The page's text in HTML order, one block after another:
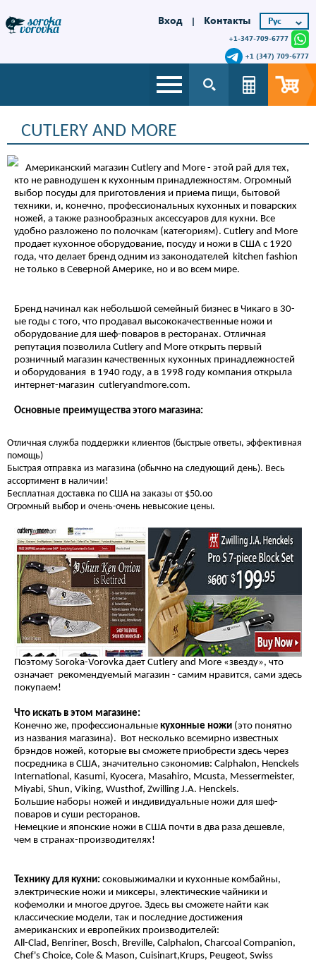
Вход | Контакты
+1-347-709-6777
+1 (347) 709-6777
CUTLERY AND MORE
Американский магазин Cutlery and More - этой рай для тех,
кто не равнодушен к кухонным принадлежностям. Огромный
выбор посуды для приготовления и приема пищи, бытовой
техники, и, конечно, профессиональных кухонных и поварских
ножей, а также разнообразных аксессуаров для кухни. Все
удобно разложено по полочкам (категориям). Cutlery and More
продает кухонное оборудование, посуду и ножи в США с 1920
года, что делает бренд одним из законодателей kitchen fashion
не только в Северной Америке, но и во всем мире.
Бренд начинал как небольшой семейный бизнес в Чикаго в 30-
ые годы с того, что продавал высококачественные ножи и
оборудование для шеф-поваров в ресторанах. Отличная
репутация позволила Cutlery and More открыть первый
розничный магазин качественных кухонных принадлежностей
и оборудования в 1940 году, а в 1998 году компания открыла
интернет-магазин cutleryandmore.com.
Основные преимущества этого магазина:
Отличная служба поддержки клиентов (быстрые ответы, эффективная
помощь)
Быстрая отправка из магазина (обычно на следующий день). Весь
ассортимент в наличии!
Бесплатная доставка по США на заказы от $50.оо
Огромный выбор и очень-очень невысокие цены.
Поэтому Soroka-Vorovka дает Cutlery and More «звезду», что
означает рекомендуемый магазин - самим нравится, сами здесь
покупаем!
Что искать в этом магазине:
Конечно же, профессиональные кухонные ножи (это понятно
из названия магазина). Вот несколько всемирно известных
брэндов ножей, которые вы сможете приобрести здесь через
посредника в США, значительно сэкономив: Calphalon, Henckels
International, Kasumi, Kyocera, Masahiro, Mcusta, Messermeister,
Miyabi, Shun, Viking, Wusthof, Zwilling J.A. Henckels.
Большие наборы ножей и индивидуальные ножи для шеф-
поваров и суши ресторанов.
Немецкие и японские ножи в США почти в два раза дешевле,
чем в странах-производителях!
Технику для кухни: соковыжималки и кухонные комбайны,
электрические ножи и миксеры, электические чайники и
кофемолки и многое другое. Здесь вы сможете найти как
классические модели, так и последние достижения
американских и европейких производителей:
All-Clad, Benriner, Bosch, Breville, Calphalon, Charcoal Companion,
Chef's Choice, Cole & Mason, Cuisinart,Krups, Peugeot, Swiss